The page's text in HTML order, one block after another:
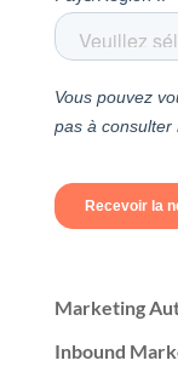
Marketing
Inbound